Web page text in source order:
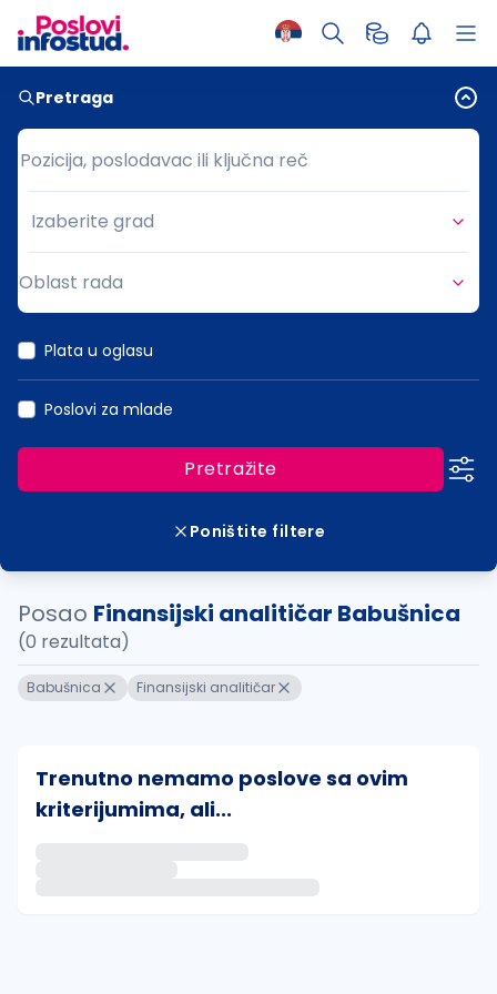
Pretraga
Pozicija, poslodavac ili ključna reč
Pozicija, poslodavac ili ključna reč
Grad
Izaberite grad
Oblast rada
Plata u oglasu
Poslovi za mlade
Pretražite
Poništite filtere
Posao Finansijski analitičar Babušnica
(0 rezultata)
Babušnica Finansijski analitičar
Trenutno nemamo poslove sa ovim
kriterijumima, ali...